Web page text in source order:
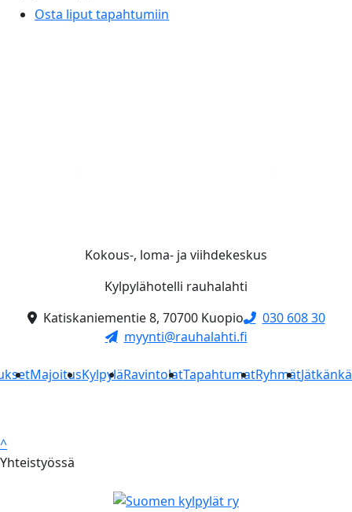
Osta liput tapahtumiin
Kokous-, loma- ja viihdekeskus
Kylpylähotelli rauhalahti
Katiskaniementie 8, 70700 Kuopio
030 608 30
myynti@rauhalahti.fi
MajoitusKylpyläRavintolatTapahtumatRyhmät
^
Yhteistyössä